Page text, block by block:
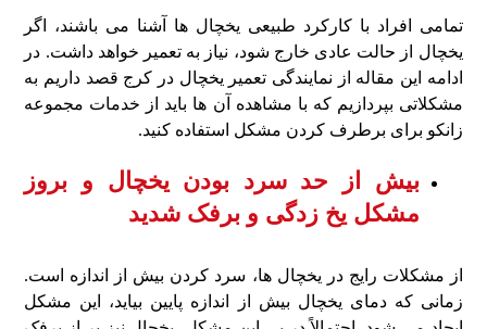
تمامی افراد با کارکرد طبیعی یخچال ها آشنا می باشند، اگر
یخچال از حالت عادی خارج شود، نیاز به تعمیر خواهد داشت. در
ادامه این مقاله از نمایندگی تعمیر یخچال در کرج قصد داریم به
مشکلاتی بپردازیم که با مشاهده آن ها باید از خدمات مجموعه
زانکو برای برطرف کردن مشکل استفاده کنید.
بیش از حد سرد بودن یخچال و بروز
مشکل یخ زدگی و برفک شدید
از مشکلات رایج در یخچال ها، سرد کردن بیش از اندازه است.
زمانی که دمای یخچال بیش از اندازه پایین بیاید، این مشکل